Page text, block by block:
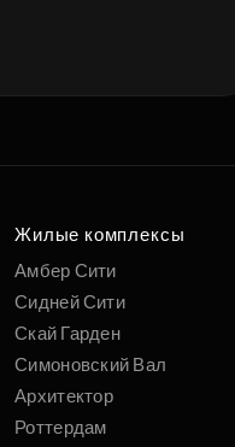
Жилые комплексы
Амбер Сити
Сидней Сити
Скай Гарден
Симоновский Вал
Архитектор
Роттердам